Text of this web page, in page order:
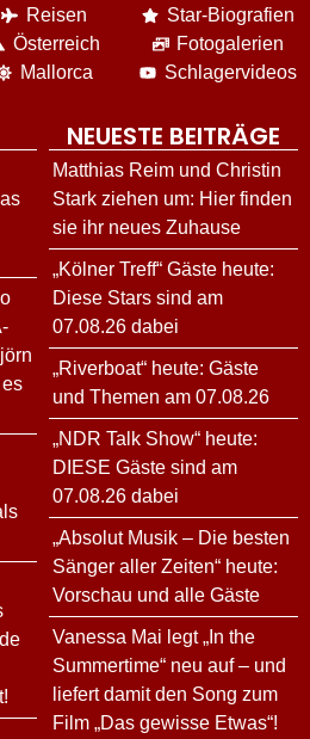
Reisen
Österreich
Mallorca
Star-Biografien
Fotogalerien
Schlagervideos
NEUESTE BEITRÄGE
Matthias Reim und Christin
Stark ziehen um: Hier finden
sie ihr neues Zuhause
„Kölner Treff“ Gäste heute:
Diese Stars sind am
07.08.26 dabei
„Riverboat“ heute: Gäste
und Themen am 07.08.26
„NDR Talk Show“ heute:
DIESE Gäste sind am
07.08.26 dabei
„Absolut Musik – Die besten
Sänger aller Zeiten“ heute:
Vorschau und alle Gäste
Vanessa Mai legt „In the
Summertime“ neu auf – und
liefert damit den Song zum
Film „Das gewisse Etwas“!